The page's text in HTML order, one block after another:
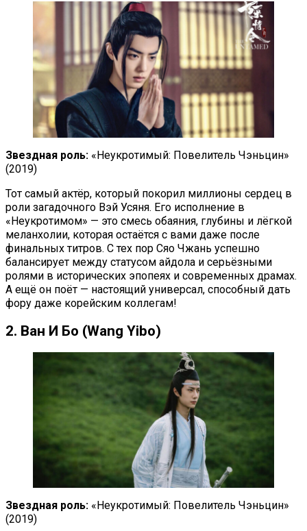
Звездная роль: «Неукротимый: Повелитель Чэньцин»
(2019)
Тот самый актёр, который покорил миллионы сердец в
роли загадочного Вэй Усяня. Его исполнение в
«Неукротимом» — это смесь обаяния, глубины и лёгкой
меланхолии, которая остаётся с вами даже после
финальных титров. С тех пор Сяо Чжань успешно
балансирует между статусом айдола и серьёзными
ролями в исторических эпопеях и современных драмах.
А ещё он поёт — настоящий универсал, способный дать
фору даже корейским коллегам!
2. Ван И Бо (Wang Yibo)
Звездная роль: «Неукротимый: Повелитель Чэньцин»
(2019)